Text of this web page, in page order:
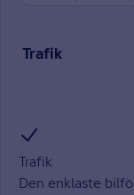
Trafik
Trafik
Den enklaste